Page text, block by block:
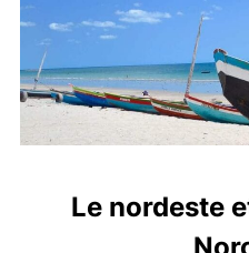
Le nordeste